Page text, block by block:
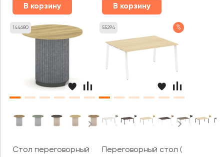
В корзину В корзину
144680
Стол переговорный круглый PR.C.SPRG-004.D
55294 %
Переговорный стол (1